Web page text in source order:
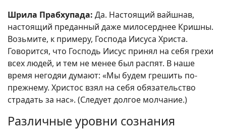
Шрила Прабхупада: Да. Настоящий вайшнав,
настоящий преданный даже милосерднее Кришны.
Возьмите, к примеру, Господа Иисуса Христа.
Говорится, что Господь Иисус принял на себя грехи
всех людей, и тем не менее был распят. В наше
время негодяи думают: «Мы будем грешить по-
прежнему. Христос взял на себя обязательство
страдать за нас». (Следует долгое молчание.)
Различные уровни сознания